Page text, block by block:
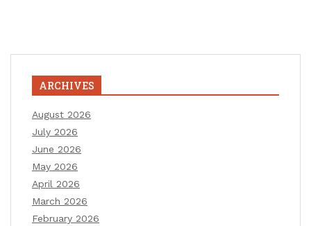
ARCHIVES
August 2026
July 2026
June 2026
May 2026
April 2026
March 2026
February 2026